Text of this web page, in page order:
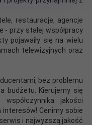
restauracje, agencje
przy stałej współpracy
pojawaiły się na wielu
telewizyjnych oraz
bez problemu
budżetu. Kierujemy się
jakości
Cenimy sobie
i najwyższą jakość